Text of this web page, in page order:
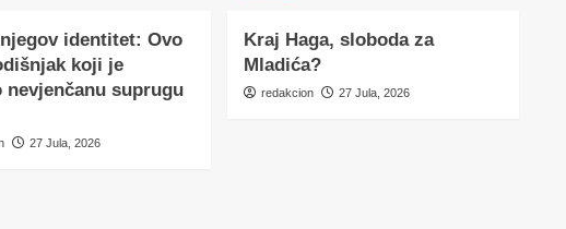
identitet: Ovo
koji je
nevjenčanu suprugu
27 Jula, 2026
Kraj Haga, sloboda za
Mladića?
redakcion 27 Jula, 2026